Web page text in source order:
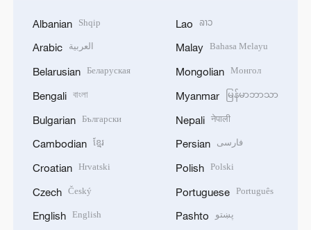
Albanian Shqip
Arabic العربية
Belarusian Беларуская
Bengali বাংলা
Bulgarian Български
Cambodian ខ្មែរ
Croatian Hrvatski
Czech Český
English English
Lao ລາວ
Malay Bahasa Melayu
Mongolian Монгол
Myanmar မြန်မာဘာသာ
Nepali नेपाली
Persian فارسی
Polish Polski
Portuguese Português
Pashto پښتو